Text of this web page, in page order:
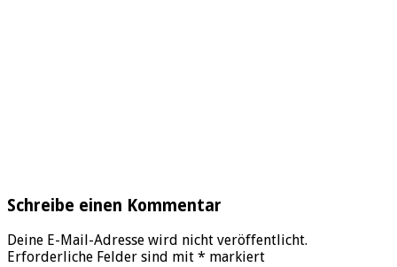
Schreibe einen Kommentar
Deine E-Mail-Adresse wird nicht veröffentlicht.
Erforderliche Felder sind mit * markiert